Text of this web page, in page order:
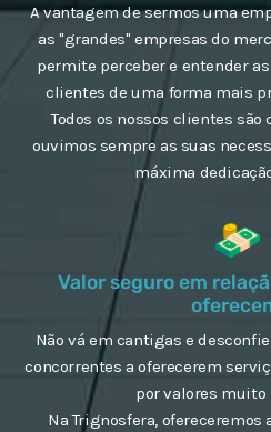
A vantagem de sermos uma
as "grandes" empresas do
permite perceber e entender
clientes de uma forma mais
Todos os nossos clientes
ouvimos sempre as suas
máxima
Valor seguro em
Não vá em cantigas e
concorrentes a oferecerem
por valores muito
Na Trignosfera,